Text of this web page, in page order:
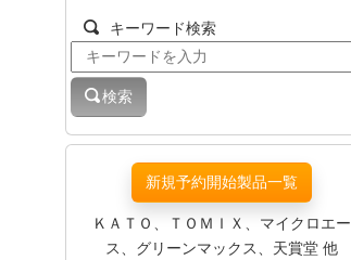
キーワード検索
検索
新規予約開始製品一覧
ＫＡＴＯ、ＴＯＭＩＸ、マイクロエー
ス、グリーンマックス、天賞堂 他